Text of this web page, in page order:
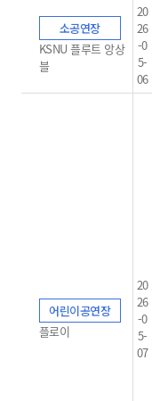
소공연장
KSNU 플루트 앙상
블
20
26
-0
5-
06
어린이공연장
플로이
20
26
-0
5-
07